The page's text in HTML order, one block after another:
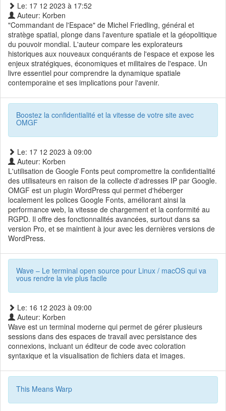
Le: 17 12 2023 à 17:52
Auteur: Korben
"Commandant de l'Espace" de Michel Friedling, général et
stratège spatial, plonge dans l'aventure spatiale et la géopolitique
du pouvoir mondial. L'auteur compare les explorateurs
historiques aux nouveaux conquérants de l'espace et expose les
enjeux stratégiques, économiques et militaires de l'espace. Un
livre essentiel pour comprendre la dynamique spatiale
contemporaine et ses implications pour l'avenir.
Boostez la confidentialité et la vitesse de votre site avec
OMGF
Le: 17 12 2023 à 09:00
Auteur: Korben
L'utilisation de Google Fonts peut compromettre la confidentialité
des utilisateurs en raison de la collecte d'adresses IP par Google.
OMGF est un plugin WordPress qui permet d'héberger
localement les polices Google Fonts, améliorant ainsi la
performance web, la vitesse de chargement et la conformité au
RGPD. Il offre des fonctionnalités avancées, surtout dans sa
version Pro, et se maintient à jour avec les dernières versions de
WordPress.
Wave – Le terminal open source pour Linux / macOS qui va
vous rendre la vie plus facile
Le: 16 12 2023 à 09:00
Auteur: Korben
Wave est un terminal moderne qui permet de gérer plusieurs
sessions dans des espaces de travail avec persistance des
connexions, incluant un éditeur de code avec coloration
syntaxique et la visualisation de fichiers data et images.
This Means Warp